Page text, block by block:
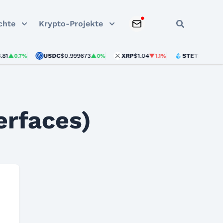
Krypto-Projekte
USDC$0.999673▲0% XRP$1.04▼1.1% STETH$1,926.72